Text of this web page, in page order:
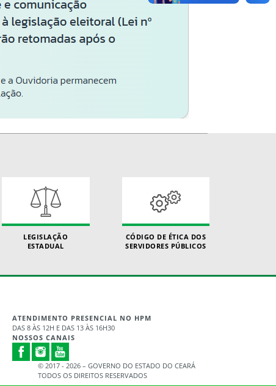
LEGISLAÇÃO
ESTADUAL
CÓDIGO DE ÉTICA DOS
SERVIDORES PÚBLICOS
ATENDIMENTO PRESENCIAL NO HPM
DAS 8 ÀS 12H E DAS 13 ÀS 16H30
NOSSOS CANAIS
© 2017 - 2026 – GOVERNO DO ESTADO DO CEARÁ
TODOS OS DIREITOS RESERVADOS